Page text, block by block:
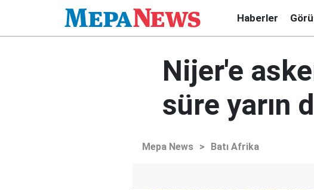
Haberler
Nijer'e
süre yarın
Mepa News > Batı Afrika